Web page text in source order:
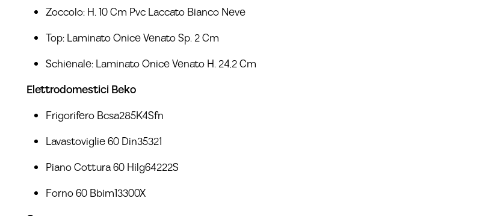
Zoccolo: H. 10 Cm Pvc Laccato Bianco Neve
Top: Laminato Onice Venato Sp. 2 Cm
Schienale: Laminato Onice Venato H. 24,2 Cm
Elettrodomestici Beko
Frigorifero Bcsa285K4Sfn
Lavastoviglie 60 Din35321
Piano Cottura 60 Hilg64222S
Forno 60 Bbim13300X